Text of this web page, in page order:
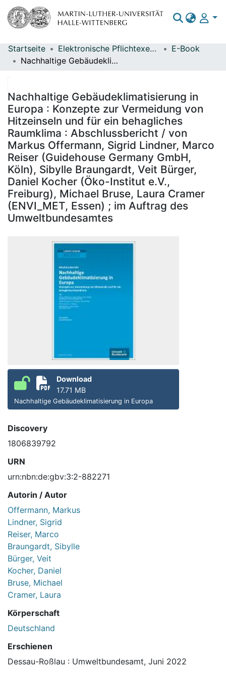
Bereiche & Sammlungen
Statistiken
Startseite Elektronische Pflichtexemplare
E-Book
Nachhaltige Gebäudeklimatisierung in Europa : Konzepte zur Vermeidung von Hitzeinseln und für ein behagliches Raumklima : Abschlussbericht / von Markus Offermann, Sigrid Lindner, Marco Reiser (Guidehouse Germany GmbH, Köln), Sibylle Braungardt, Veit Bürger, Daniel Kocher (Öko-Institut e.V., Freiburg), Michael Bruse, Laura Cramer (ENVI_MET, Essen) ; im Auftrag des Umweltbundesamtes
Nachhaltige Gebäudeklimatisierung in
Europa : Konzepte zur Vermeidung von
Hitzeinseln und für ein behagliches
Raumklima : Abschlussbericht / von
Markus Offermann, Sigrid Lindner, Marco
Reiser (Guidehouse Germany GmbH,
Köln), Sibylle Braungardt, Veit Bürger,
Daniel Kocher (Öko-Institut e.V.,
Freiburg), Michael Bruse, Laura Cramer
(ENVI_MET, Essen) ; im Auftrag des
Umweltbundesamtes
Download
17.71 MB
Nachhaltige Gebäudeklimatisierung in Europa
Discovery
1806839792
URN
urn:nbn:de:gbv:3:2-882271
Autorin / Autor
Offermann, Markus
Lindner, Sigrid
Reiser, Marco
Braungardt, Sibylle
Bürger, Veit
Kocher, Daniel
Bruse, Michael
Cramer, Laura
Körperschaft
Deutschland
Erschienen
Dessau-Roßlau : Umweltbundesamt, Juni 2022